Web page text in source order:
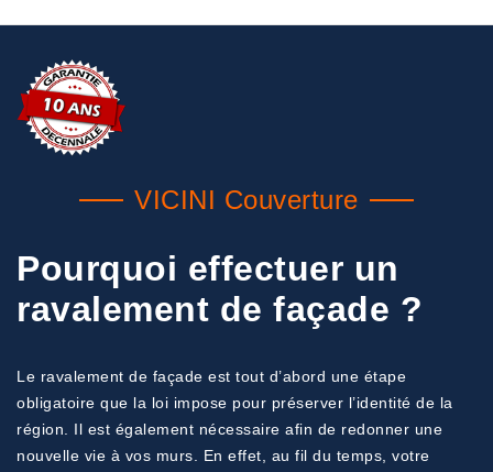
VICINI Couverture
Pourquoi effectuer un
ravalement de façade ?
Le ravalement de façade est tout d’abord une étape
obligatoire que la loi impose pour préserver l’identité de la
région. Il est également nécessaire afin de redonner une
nouvelle vie à vos murs. En effet, au fil du temps, votre